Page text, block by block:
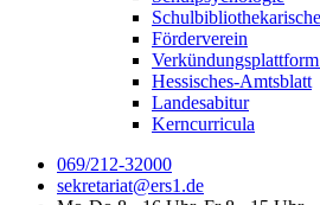
Förderverein
Hessisches-Amtsblatt
Landesabitur
Kerncurricula
069/212-32000
sekretariat@ers1.de